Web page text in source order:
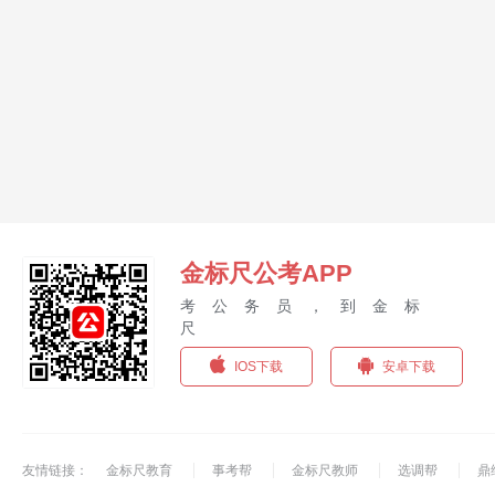
金标尺公考APP
考公务员，到金标
尺
IOS下载 安卓下载
友情链接： 金标尺教育 事考帮 金标尺教师 选调帮 鼎